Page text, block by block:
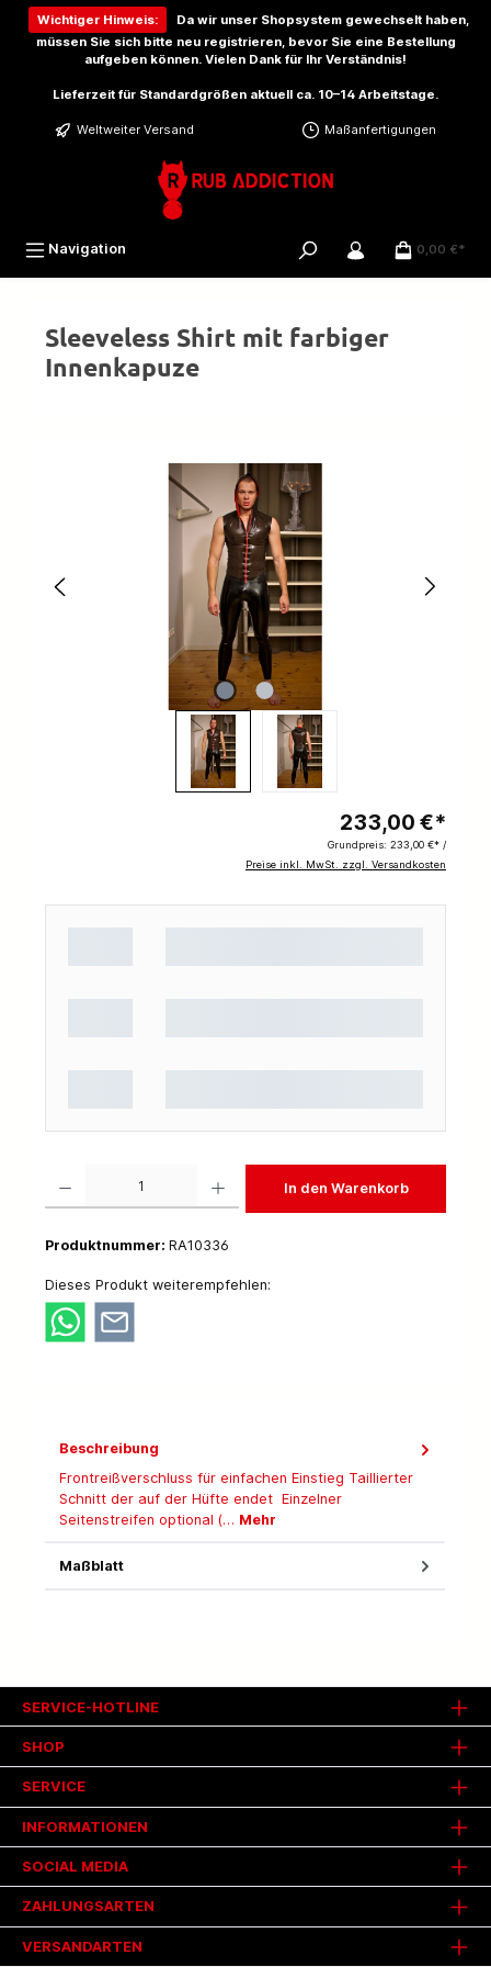
springen
Wichtiger Hinweis:
Da wir unser Shopsystem gewechselt haben,
müssen Sie sich bitte neu registrieren, bevor Sie eine Bestellung
aufgeben können. Vielen Dank für Ihr Verständnis!
Lieferzeit für Standardgrößen aktuell ca. 10–14 Arbeitstage.
Weltweiter Versand Maßanfertigungen
Navigation 0,00 €*
Sleeveless Shirt mit farbiger
Innenkapuze
233,00 €*
Grundpreis: 233,00 €* /
Preise inkl. MwSt. zzgl. Versandkosten
In den Warenkorb
Produktnummer: RA10336
Dieses Produkt weiterempfehlen:
Beschreibung
Frontreißverschluss für einfachen Einstieg Taillierter
Schnitt der auf der Hüfte endet Einzelner
Seitenstreifen optional (… Mehr
Maßblatt
SHOP
SERVICE
INFORMATIONEN
SERVICE-HOTLINE
SOCIAL MEDIA
ZAHLUNGSARTEN
VERSANDARTEN